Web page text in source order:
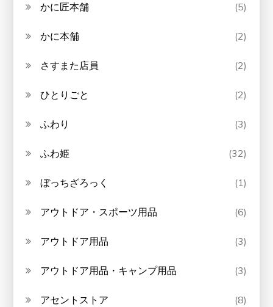
かに匠本舗 (5)
かに本舗 (2)
さすまた店員 (2)
ひとりごと (2)
ふわり (3)
ふわ姫 (32)
ぼっちざろっく (1)
アウトドア・スポーツ用品 (6)
アウトドア用品 (3)
アウトドア用品・キャンプ用品 (3)
アセントストア (8)